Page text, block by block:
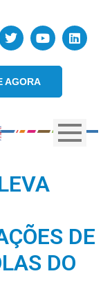
AGORA
DE
DO